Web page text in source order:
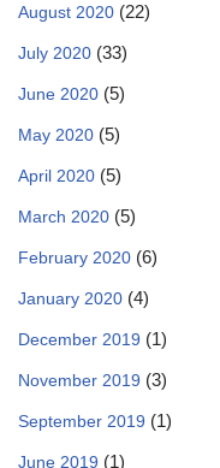
August 2020 (22)
July 2020 (33)
June 2020 (5)
May 2020 (5)
April 2020 (5)
March 2020 (5)
February 2020 (6)
January 2020 (4)
December 2019 (1)
November 2019 (3)
September 2019 (1)
June 2019 (1)